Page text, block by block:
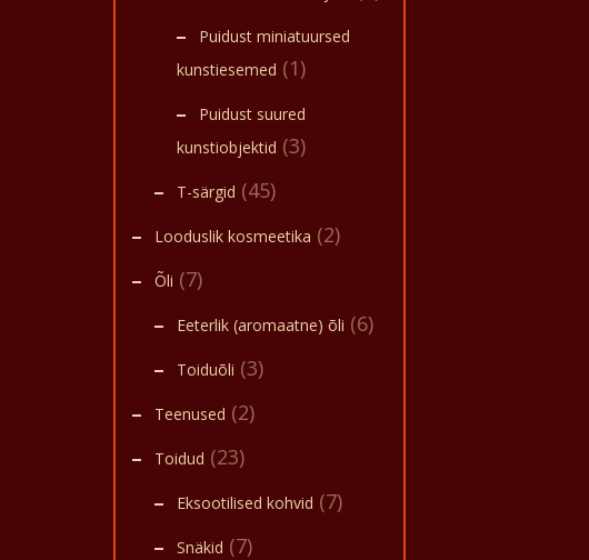
Puidust miniatuursed
kunstiesemed (1)
Puidust suured
kunstiobjektid (3)
T-särgid (45)
Looduslik kosmeetika (2)
Õli (7)
Eeterlik (aromaatne) õli (6)
Toiduõli (3)
Teenused (2)
Toidud (23)
Eksootilised kohvid (7)
Snäkid (7)